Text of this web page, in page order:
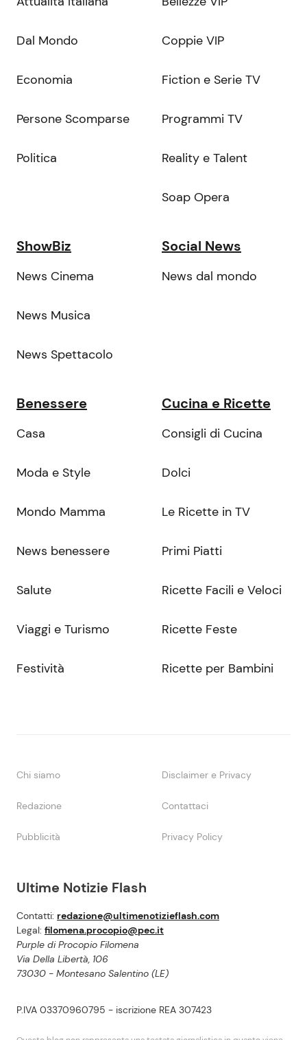
Ultime Notizie Flash
Contatti: redazione@ultimenotizieflash.com
Legal: filomena.procopio@pec.it
Purple di Procopio Filomena
Via Della Libertà, 106
73030 - Montesano Salentino (LE)
P.IVA 03370960795 - iscrizione REA 307423
Dal Mondo
Economia
Persone Scomparse
Politica
Coppie VIP
Fiction e Serie TV
Programmi TV
Reality e Talent
Soap Opera
ShowBiz
News Cinema
News Musica
News Spettacolo
Social News
News dal mondo
Benessere
Casa
Moda e Style
Mondo Mamma
News benessere
Salute
Viaggi e Turismo
Festività
Cucina e Ricette
Consigli di Cucina
Dolci
Le Ricette in TV
Primi Piatti
Ricette Facili e Veloci
Ricette Feste
Ricette per Bambini
Chi siamo Disclaimer e Privacy
Redazione Contattaci
Pubblicità Privacy Policy